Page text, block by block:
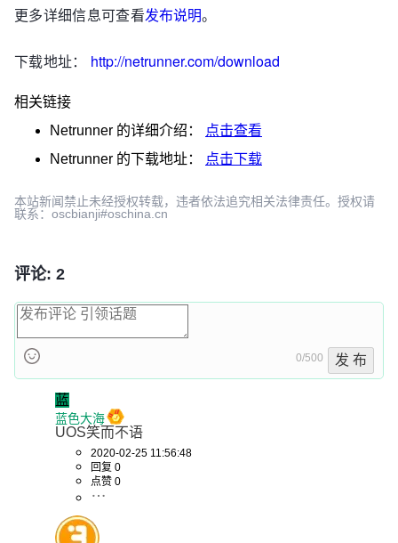
更多详细信息可查看发布说明。
下载地址： http://netrunner.com/download
相关链接
Netrunner 的详细介绍：
点击查看
Netrunner 的下载地址： 点击下载
本站新闻禁止未经授权转载，违者依法追究相关法律责任。授权请
联系：oscbianji#oschina.cn
评论: 2
0/500 发 布
蓝
蓝色大海
UOS笑而不语
2020-02-25 11:56:48
回复 0
点赞 0